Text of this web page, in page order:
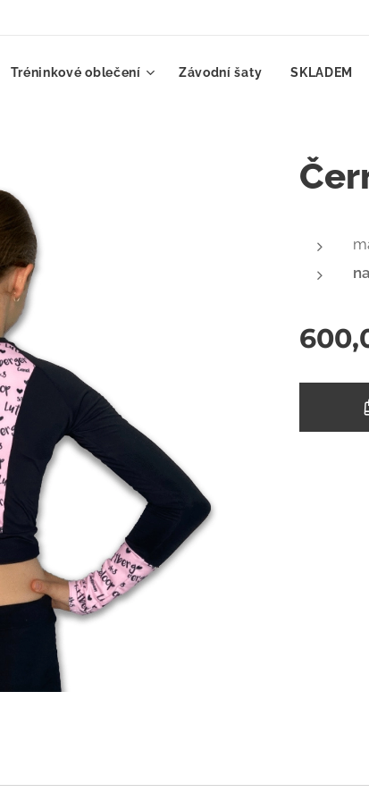
Tréninkové oblečení Závodní šaty SKLADEM